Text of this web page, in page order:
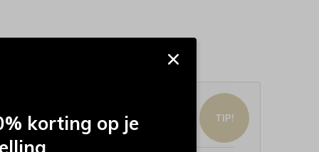
leervet - 100 ml
TIP!
korting op je